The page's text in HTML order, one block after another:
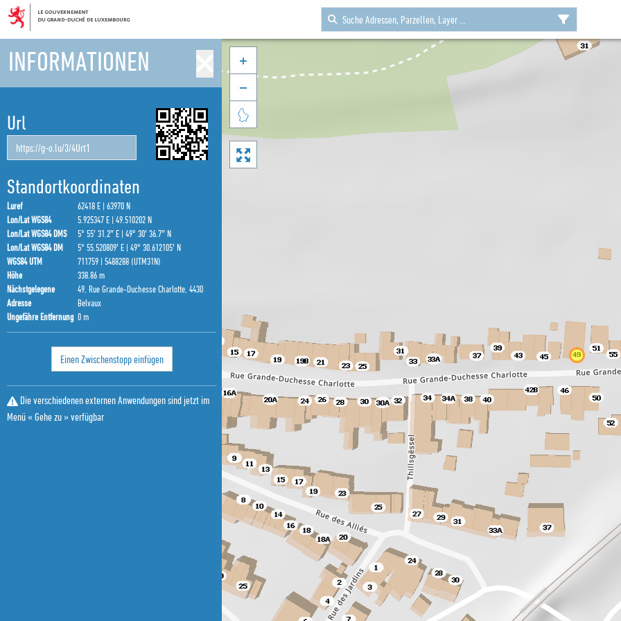
INFORMATIONEN
Url
Standortkoordinaten
Luref
62418 E | 63970 N
Lon/Lat WGS84
5.925347 E | 49.510202 N
Lon/Lat WGS84 DMS
5° 55′ 31.2″ E | 49° 30′ 36.7″ N
Lon/Lat WGS84 DM
5° 55.520809′ E | 49° 30.612105′ N
WGS84 UTM
711759 | 5488288 (UTM31N)
Höhe
338.86 m
Nächstgelegene
Adresse
49, Rue Grande-Duchesse Charlotte, 4430
Belvaux
Ungefähre Entfernung 0 m
Einen Zwischenstopp einfügen
Die verschiedenen externen Anwendungen sind jetzt im
Menü « Gehe zu » verfügbar



